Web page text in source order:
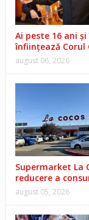
Ai peste 16 ani
înființează Corul
august 06, 2026
Supermarket La
reducere a
august 05, 2026